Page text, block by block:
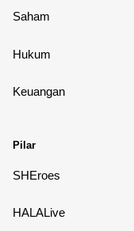
Saham
Hukum
Keuangan
Pilar
SHEroes
HALALive